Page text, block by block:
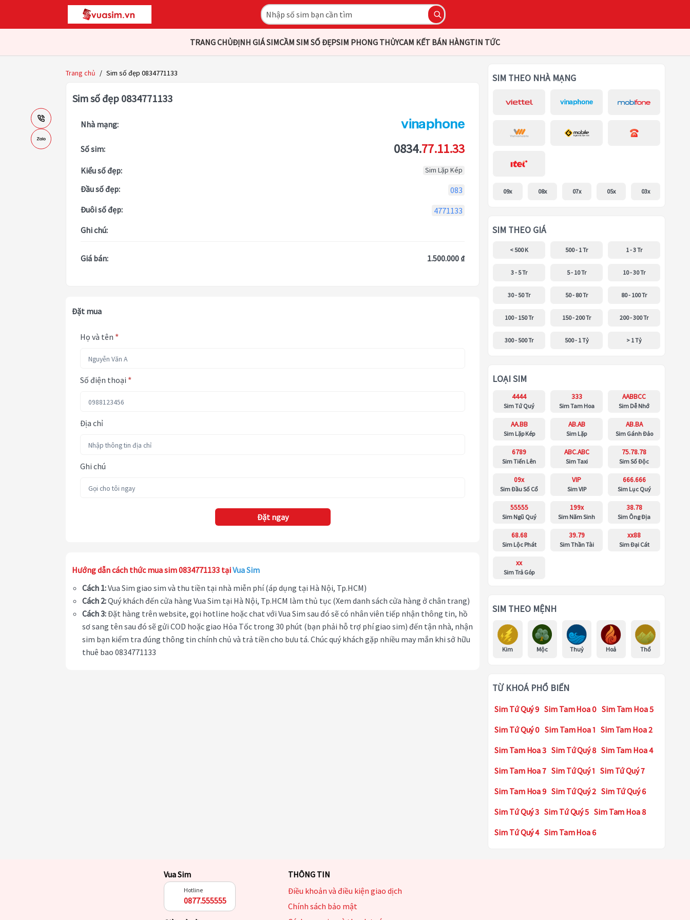
TRANG CHỦĐỊNH GIÁ SIMCẦM SIM SỐ ĐẸPSIM PHONG THỦYCAM KẾT BÁN HÀNGTIN TỨC
Trang chủ / Sim số đẹp 0834771133
Sim số đẹp 0834771133
Nhà mạng:
Số sim: 0834.77.11.33
Kiểu số đẹp: Sim Lặp Kép
Đầu số đẹp:
083
Đuôi số đẹp:
4771133
Ghi chú:
Giá bán: 1.500.000 ₫
Đặt mua
Họ và tên *
Số điện thoại *
Địa chỉ
Ghi chú
Đặt ngay
Hướng dẫn cách thức mua sim 0834771133 tạiVua Sim
Cách 1:Vua Sim giao sim và thu tiền tại nhà miễn phí (áp dụng tại Hà Nội, Tp.HCM)
Cách 2:Quý khách đến cửa hàng Vua Sim tại Hà Nội, Tp.HCM làm thủ tục (Xem danh sách cửa hàng ở chân trang)
Cách 3:Đặt hàng trên website, gọi hotline hoặc chat với Vua Sim sau đó sẽ có nhân viên tiếp nhận thông tin, hồ
sơ sang tên sau đó sẽ gửi COD hoặc giao Hỏa Tốc trong 30 phút (bạn phải hỗ trợ phí giao sim) đến tận nhà, nhận
sim bạn kiểm tra đúng thông tin chính chủ và trả tiền cho bưu tá. Chúc quý khách gặp nhiều may mắn khi sở hữu
thuê bao 0834771133
SIM THEO NHÀ MẠNG
09x 08x 07x 05x 03x
SIM THEO GIÁ
< 500 K 500 - 1 Tr 1 - 3 Tr
3 - 5 Tr 5 - 10 Tr 10 - 30 Tr
30 - 50 Tr 50 - 80 Tr 80 - 100 Tr
100 - 150 Tr 150 - 200 Tr 200 - 300 Tr
300 - 500 Tr 500 - 1 Tỷ > 1 Tỷ
LOẠI SIM
4444
Sim Tứ Quý
333
Sim Tam Hoa
AABBCC
Sim Dễ Nhớ
AA.BB
Sim Lặp Kép
AB.AB
Sim Lặp
AB.BA
Sim Gánh Đảo
6789
Sim Tiến Lên
ABC.ABC
Sim Taxi
75.78.78
Sim Số Độc
09x
Sim Đầu Số Cổ
VIP
Sim VIP
666.666
Sim Lục Quý
55555
Sim Ngũ Quý
199x
Sim Năm Sinh
38.78
Sim Ông Địa
68.68
Sim Lộc Phát
39.79
Sim Thần Tài
xx88
Sim Đại Cát
xx
Sim Trả Góp
SIM THEO MỆNH
Kim Mộc Thuỷ Hoả Thổ
TỪ KHOÁ PHỔ BIẾN
Sim Tứ Quý 9 Sim Tam Hoa 0 Sim Tam Hoa 5
Sim Tứ Quý 0 Sim Tam Hoa 1 Sim Tam Hoa 2
Sim Tam Hoa 3 Sim Tứ Quý 8 Sim Tam Hoa 4
Sim Tam Hoa 7 Sim Tứ Quý 1 Sim Tứ Quý 7
Sim Tam Hoa 9 Sim Tứ Quý 2 Sim Tứ Quý 6
Sim Tứ Quý 3 Sim Tứ Quý 5 Sim Tam Hoa 8
Sim Tứ Quý 4 Sim Tam Hoa 6
Vua Sim
Hotline
0877.555555
THÔNG TIN
Điều khoản và điều kiện giao dịch
Chính sách bảo mật